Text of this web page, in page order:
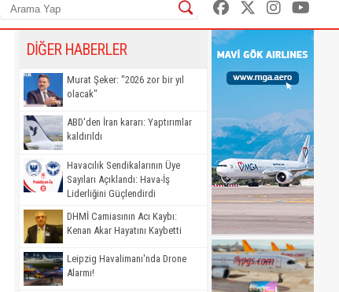
DİĞER HABERLER
Murat Şeker: "2026 zor bir yıl
olacak"
ABD'den İran kararı: Yaptırımlar
kaldırıldı
Havacılık Sendikalarının Üye
Sayıları Açıklandı: Hava-İş
Liderliğini Güçlendirdi
DHMİ Camiasının Acı Kaybı:
Kenan Akar Hayatını Kaybetti
Leipzig Havalimanı'nda Drone
Alarmı!